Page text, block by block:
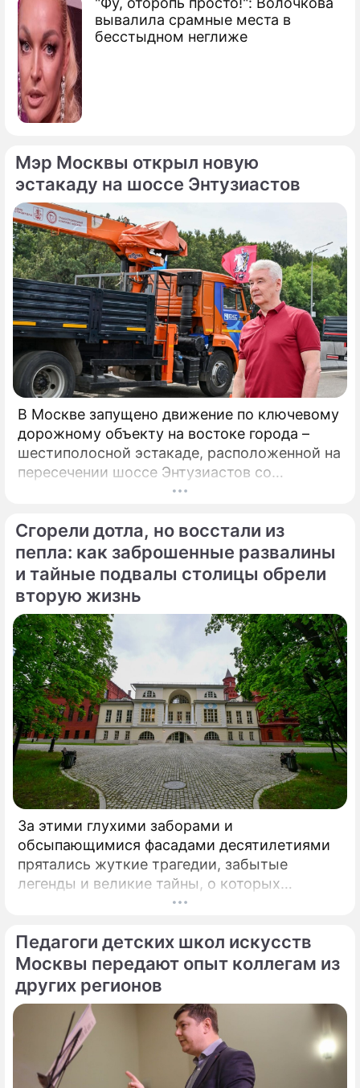
вывалила срамные места в
бесстыдном неглиже
Мэр Москвы открыл новую
эстакаду на шоссе Энтузиастов
В Москве запущено движение по ключевому
дорожному объекту на востоке города –
шестиполосной эстакаде, расположенной на
пересечении шоссе Энтузиастов со
Свободным проспектом и Большим
открытия принял участие мэр Москвы
Сергей Собянин, который подчеркнул
стратегическую важность новой развязки
для разгрузки одного из самых проблемных
участков магистрали.
Сгорели дотла, но восстали из
пепла: как заброшенные развалины
и тайные подвалы столицы обрели
вторую жизнь
За этими глухими заборами и
обсыпающимися фасадами десятилетиями
прятались жуткие трагедии, забытые
легенды и великие тайны, о которых
миллионы прохожих даже не догадывались.
Педагоги детских школ искусств
Москвы передают опыт коллегам из
других регионов